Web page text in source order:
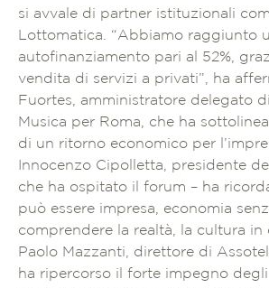
si avvale di partner istituzionali
Lottomatica. “Abbiamo raggiunto
autofinanziamento pari al 52%,
vendita di servizi a privati”, ha
Fuortes, amministratore delegato
Musica per Roma, che ha
di un ritorno economico per
Innocenzo Cipolletta, presidente
che ha ospitato il forum – ha
può essere impresa, economia
comprendere la realtà, la cultura in
Paolo Mazzanti, direttore di
ha ripercorso il forte impegno